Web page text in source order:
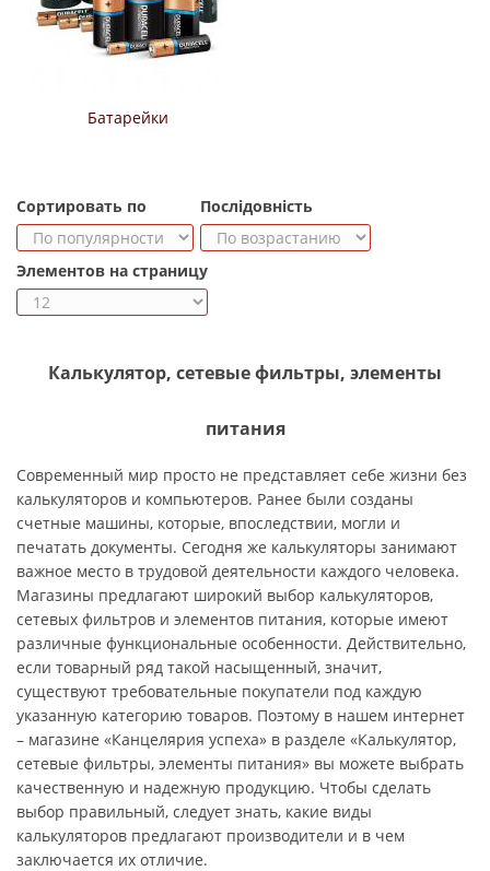
Батарейки
Сортировать по Послідовність
Элементов на страницу
Калькулятор, сетевые фильтры, элементы
питания
Современный мир просто не представляет себе жизни без
калькуляторов и компьютеров. Ранее были созданы
счетные машины, которые, впоследствии, могли и
печатать документы. Сегодня же калькуляторы занимают
важное место в трудовой деятельности каждого человека.
Магазины предлагают широкий выбор калькуляторов,
сетевых фильтров и элементов питания, которые имеют
различные функциональные особенности. Действительно,
если товарный ряд такой насыщенный, значит,
существуют требовательные покупатели под каждую
указанную категорию товаров. Поэтому в нашем интернет
– магазине «Канцелярия успеха» в разделе «Калькулятор,
сетевые фильтры, элементы питания» вы можете выбрать
качественную и надежную продукцию. Чтобы сделать
выбор правильный, следует знать, какие виды
калькуляторов предлагают производители и в чем
заключается их отличие.